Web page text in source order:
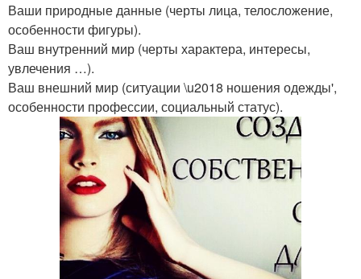
Ваши природные данные (черты лица, телосложение,
особенности фигуры).
Ваш внутренний мир (черты характера, интересы,
увлечения …).
Ваш внешний мир (ситуации \u2018 ношения одежды',
особенности профессии, социальный статус).